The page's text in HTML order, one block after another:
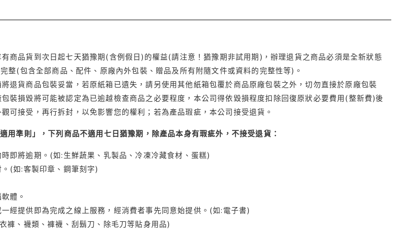
商品貨到次日起七天猶豫期(含例假日)的權益(請注意！猶豫期非試用期)，辦理退貨之商品必須是全新狀態
整(包含全部商品、配件、原廠內外包裝、贈品及所有附隨文件或資料的完整性等)。
退貨商品包裝妥當，若原紙箱已遺失，請另使用其他紙箱包覆於商品原廠包裝之外，切勿直接於原廠包裝
裝損毀將可能被認定為已逾越檢查商品之必要程度，本公司得依毀損程度扣除回復原狀必要費用(整新費)後
可接受，再行拆封，以免影響您的權利；若為產品瑕疵，本公司接受退貨。
用準則」，下列商品不適用七日猶豫期，除產品本身有瑕疵外，不接受退貨：
即將逾期。(如:生鮮蔬果、乳製品、冷凍冷藏食材、蛋糕)
(如:客製印章、鋼筆刻字)
體。
經提供即為完成之線上服務，經消費者事先同意始提供。(如:電子書)
褲、襪類、褲襪、刮鬍刀、除毛刀等貼身用品)